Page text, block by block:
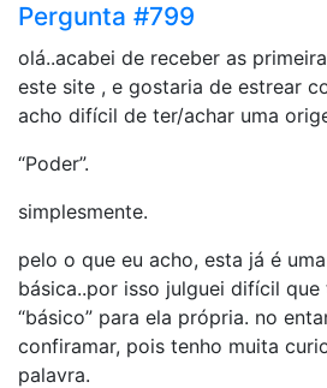
Pergunta #799
olá..acabei de receber as
este site , e gostaria de estrear
acho difícil de ter/achar uma
“Poder”.
simplesmente.
pelo o que eu acho, esta já é
básica..por isso julguei difícil que
“básico” para ela própria. no
confiramar, pois tenho muita
palavra.